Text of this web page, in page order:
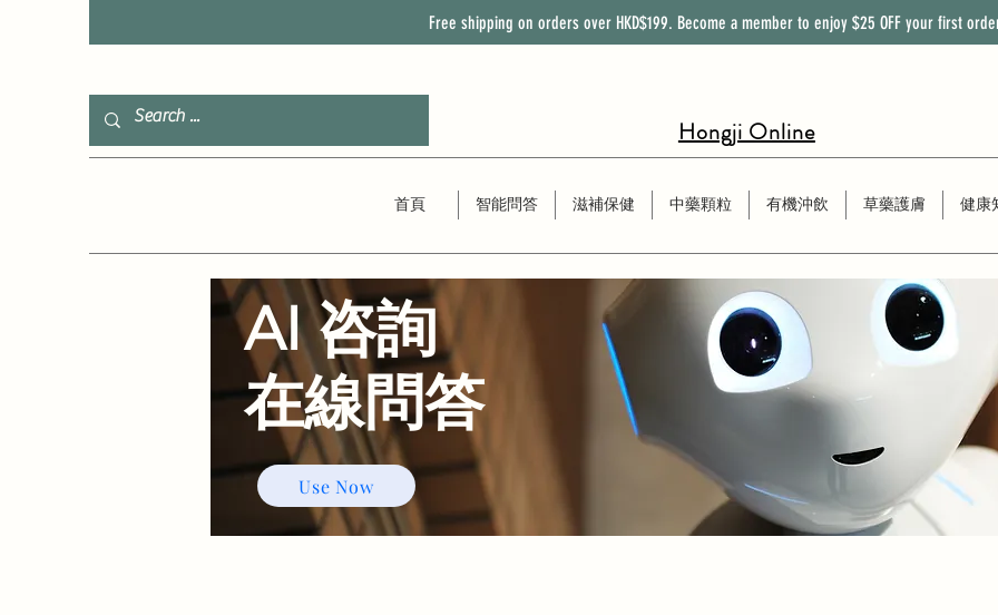
Free shipping on orders over HKD$199. Become a member to enjoy $25 OFF your first
Hongji Online
首頁 智能問答 滋補保健 中藥顆粒 有機沖飲 草藥護膚 健康
Use Now
AI 咨詢
​在線問答